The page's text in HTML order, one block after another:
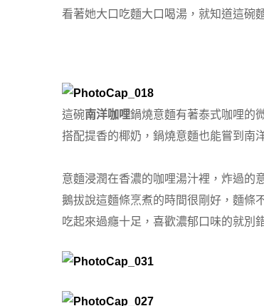
看著她大口吃麵大口喝湯，就知道這碗
這碗南洋咖哩鍋燒意麵有著泰式咖哩的
搭配提香的椰奶，鍋燒意麵也能嘗到南
意麵浸潤在香濃的咖哩湯汁裡，炸過的
鵝拔說這麵條烹煮的時間很剛好， 麵條
吃起來過癮十足，喜歡濃郁口味的就別